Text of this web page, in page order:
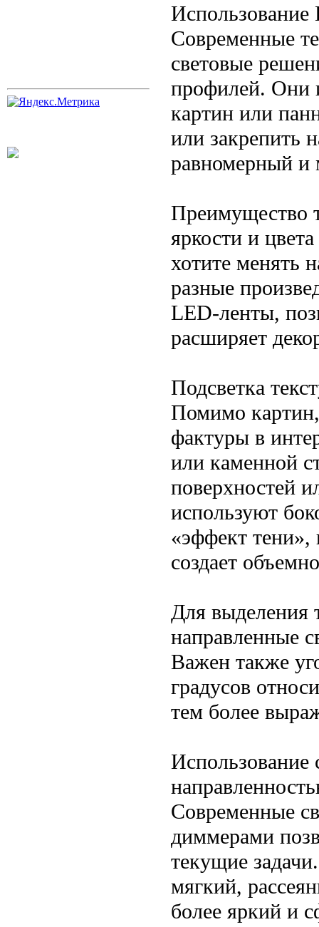
Современные
световые
профилей. Они
картин или
или закрепить
равномерный и
Преимущество
яркости и
хотите менять
разные
LED-ленты,
расширяет
Подсветка
Помимо картин,
фактуры в
или каменной
поверхностей
используют
«эффект тени»,
создает
Для выделения
направленные
Важен также
градусов
тем более
Использование
Современные
диммерами
текущие
мягкий,
более яркий и